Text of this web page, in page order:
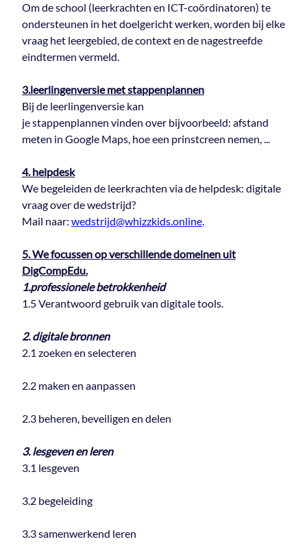
Om de school (leerkrachten en ICT-coördinatoren) te
ondersteunen in het doelgericht werken, worden bij elke
vraag het leergebied, de context en de nagestreefde
eindtermen vermeld.
3.leerlingenversie met stappenplannen
Bij de leerlingenversie kan
je stappenplannen vinden over bijvoorbeeld: afstand
meten in Google Maps, hoe een prinstcreen nemen, ...
4. helpdesk
We begeleiden de leerkrachten via de helpdesk: digitale
vraag over de wedstrijd?
Mail naar: wedstrijd@whizzkids.online.
5. We focussen op verschillende domeinen uit
DigCompEdu.
1.professionele betrokkenheid
1.5 Verantwoord gebruik van digitale tools.
2. digitale bronnen
2.1 zoeken en selecteren
2.2 maken en aanpassen
2.3 beheren, beveiligen en delen
3. lesgeven en leren
3.1 lesgeven
3.2 begeleiding
3.3 samenwerkend leren